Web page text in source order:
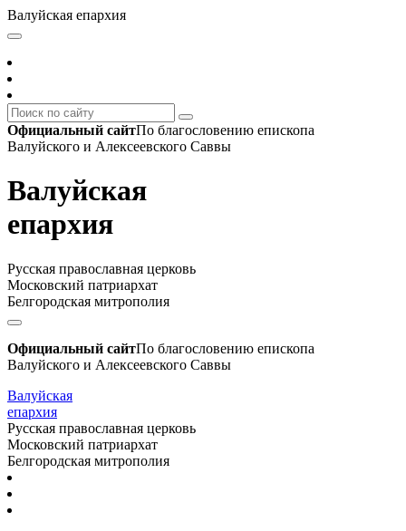
Валуйская епархия
Официальный сайтПо благословению епископа
Валуйского и Алексеевского Саввы
Валуйская
епархия
Русская православная церковь
Московский патриархат
Белгородская митрополия
Официальный сайтПо благословению епископа
Валуйского и Алексеевского Саввы
Валуйская
епархия
Русская православная церковь
Московский патриархат
Белгородская митрополия